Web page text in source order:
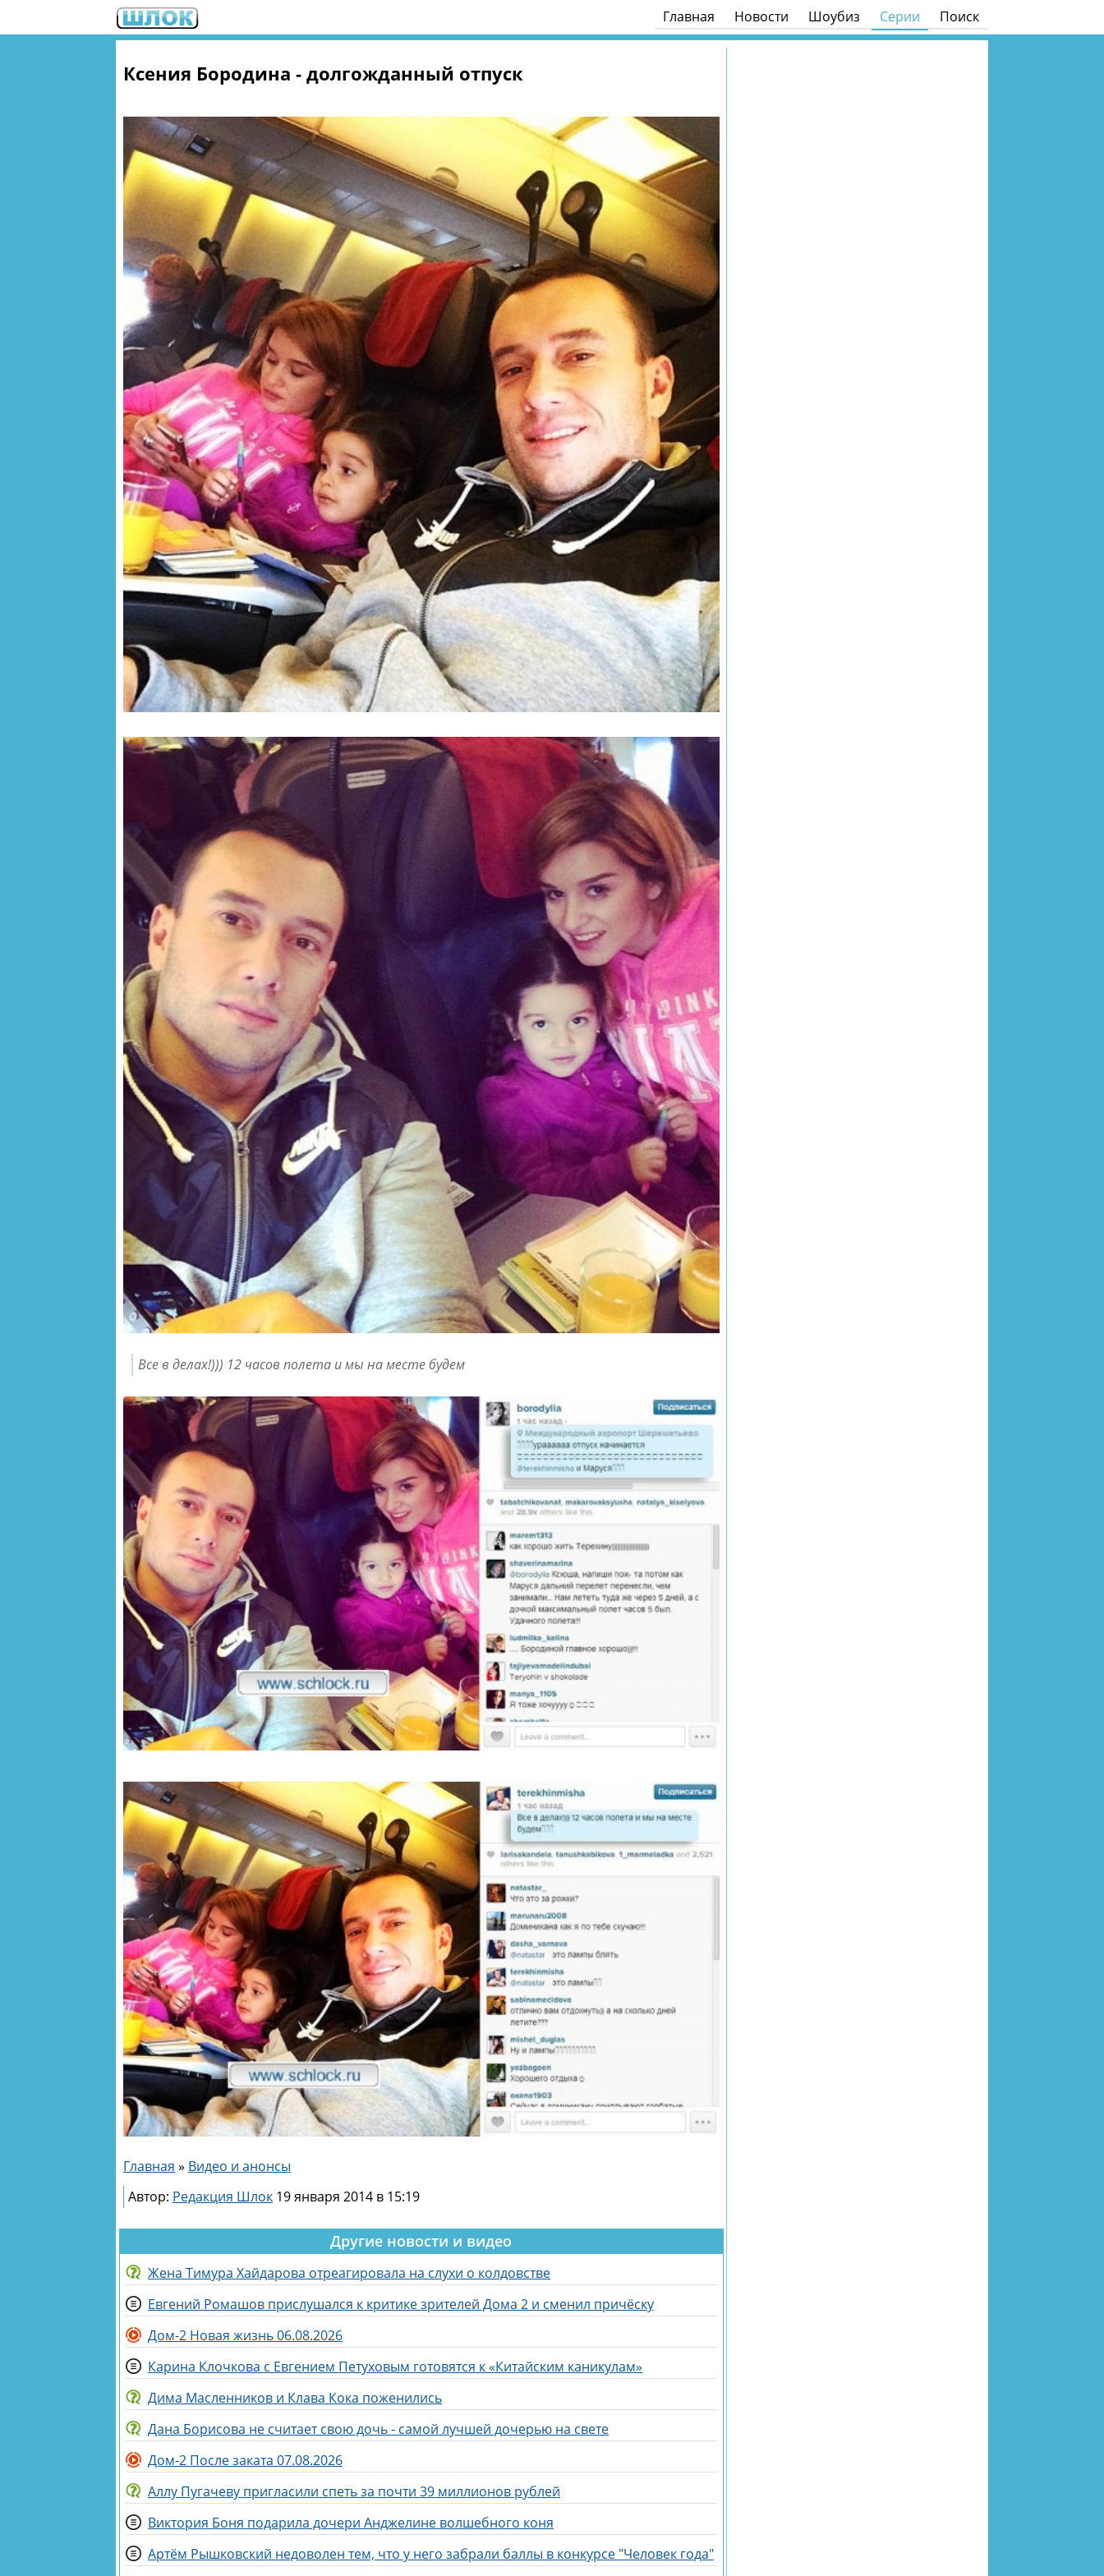
Главная Новости Шоубиз Серии Поиск
Ксения Бородина - долгожданный отпуск
Все в делах!))) 12 часов полета и мы на месте будем
Главная » Видео и анонсы
Автор: Редакция Шлок 19 января 2014 в 15:19
Другие новости и видео
Жена Тимура Хайдарова отреагировала на слухи о колдовстве
Евгений Ромашов прислушался к критике зрителей Дома 2 и сменил причёску
Дом-2 Новая жизнь 06.08.2026
Карина Клочкова с Евгением Петуховым готовятся к «Китайским каникулам»
Дима Масленников и Клава Кока поженились
Дана Борисова не считает свою дочь - самой лучшей дочерью на свете
Дом-2 После заката 07.08.2026
Аллу Пугачеву пригласили спеть за почти 39 миллионов рублей
Виктория Боня подарила дочери Анджелине волшебного коня
Артём Рышковский недоволен тем, что у него забрали баллы в конкурсе "Человек года"